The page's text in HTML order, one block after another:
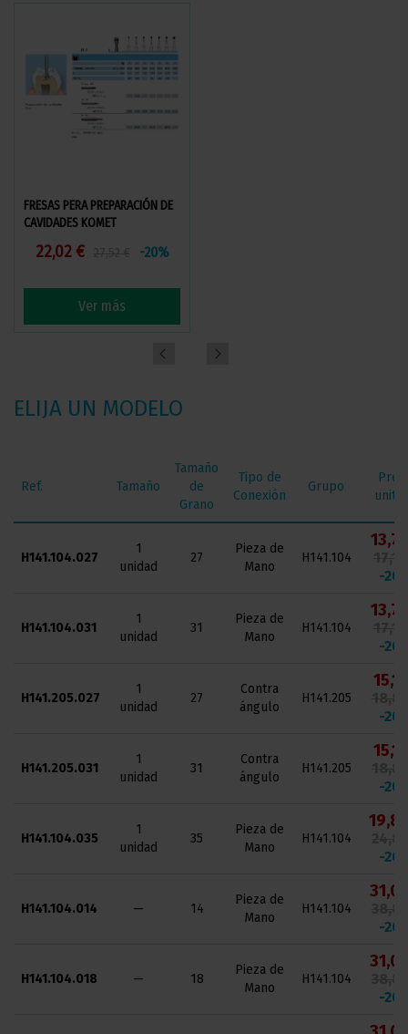
FRESAS PERA PREPARACIÓN DE
CAVIDADES KOMET
22,02 € -20%
Ver más
ELIJA UN MODELO
Ref. Tamaño
Tamaño
de
Grano
Tipo de
Conexión
Grupo
H141.104.027
1
unidad
27
Pieza de
Mano
H141.104
-
H141.104.031
1
unidad
31
Pieza de
Mano
H141.104
-
H141.205.027
1
unidad
27
Contra
ángulo
H141.205
-
H141.205.031
1
unidad
31
Contra
ángulo
H141.205
-
H141.104.035
1
unidad
35
Pieza de
Mano
H141.104
-
H141.104.014 — 14
Pieza de
Mano
H141.104
-
H141.104.018 — 18
Pieza de
Mano
H141.104
-